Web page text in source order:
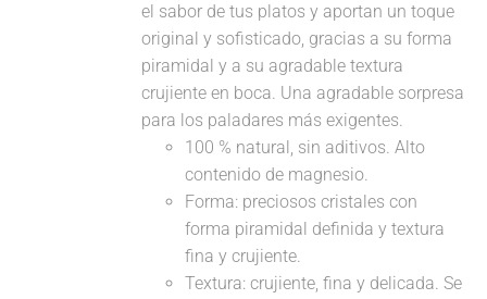
el sabor de tus platos y aportan un toque
original y sofisticado, gracias a su forma
piramidal y a su agradable textura
crujiente en boca. Una agradable sorpresa
para los paladares más exigentes.
100 % natural, sin aditivos. Alto
contenido de magnesio.
Forma: preciosos cristales con
forma piramidal definida y textura
fina y crujiente.
Textura: crujiente, fina y delicada. Se